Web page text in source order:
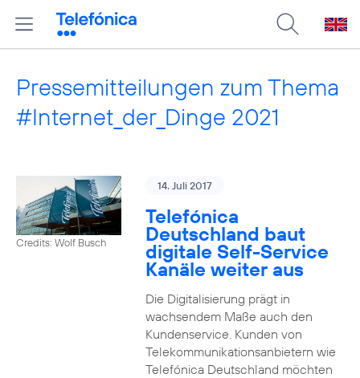
Pressemitteilungen zum Thema
#Internet_der_Dinge 2021
Credits: Wolf Busch
14. Juli 2017
Telefónica
Deutschland baut
digitale Self-Service
Kanäle weiter aus
Die Digitalisierung prägt in
wachsendem Maße auch den
Kundenservice. Kunden von
Telekommunikationsanbietern wie
Telefónica Deutschland möchten